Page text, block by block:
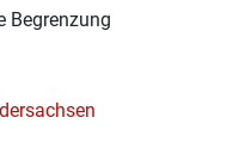
Begrenzung